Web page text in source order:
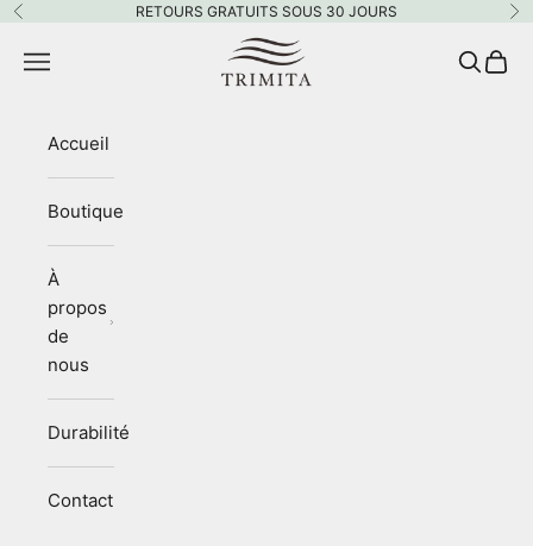
Passer au contenu
Précédent RETOURS GRATUITS SOUS 30 JOURS
Menu
Accueil
Boutique
À
propos
de
nous
Durabilité
Contact